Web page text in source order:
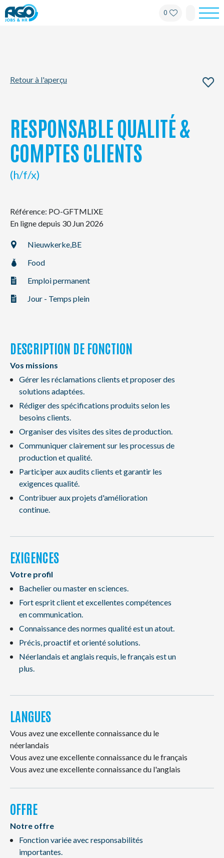
0
Bureaux
Mon AGO
NL FR EN
Retour à l'aperçu
RESPONSABLE QUALITÉ &
COMPTES CLIENTS
(h/f/x)
Référence: PO-GFTMLIXE
En ligne depuis 30 Jun 2026
Nieuwkerke,BE
Food
Emploi permanent
Jour - Temps plein
DESCRIPTION DE FONCTION
Vos missions
Gérer les réclamations clients et proposer des
solutions adaptées.
Rédiger des spécifications produits selon les
besoins clients.
Organiser des visites des sites de production.
Communiquer clairement sur les processus de
production et qualité.
Participer aux audits clients et garantir les
exigences qualité.
Contribuer aux projets d'amélioration
continue.
EXIGENCES
Votre profil
Bachelier ou master en sciences.
Fort esprit client et excellentes compétences
en communication.
Connaissance des normes qualité est un atout.
Précis, proactif et orienté solutions.
Néerlandais et anglais requis, le français est un
plus.
LANGUES
Vous avez une excellente connaissance du le
néerlandais
Vous avez une excellente connaissance du le français
Vous avez une excellente connaissance du l'anglais
OFFRE
Notre offre
Fonction variée avec responsabilités
importantes.